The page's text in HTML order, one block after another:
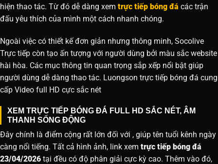
hiện thao tác. Từ đó dễ dàng xem trực tiếp bóng đá các trận
đấu yêu thích của mình một cách nhanh chóng.
Ngoài việc có thiết kế đơn giản nhưng thông minh, Socolive
Trực tiếp còn tạo ấn tượng với người dùng bởi màu sắc website
hài hòa. Các mục thông tin quan trọng sắp xếp nổi bật giúp
người dùng dễ dàng thao tác. Luongson trực tiếp bóng đá cung
cấp Video full HD cực sắc nét
XEM TRỰC TIẾP BÓNG ĐÁ FULL HD SẮC NÉT, ÂM
THANH SỐNG ĐỘNG
Đây chính là điểm cộng rất lớn đối với , giúp tên tuổi kênh ngày
càng nổi tiếng. Tất cả hình ảnh, link xem trực tiếp bóng đá
23/04/2026 tại đều có độ phân giải cực kỳ cao. Thêm vào đó,